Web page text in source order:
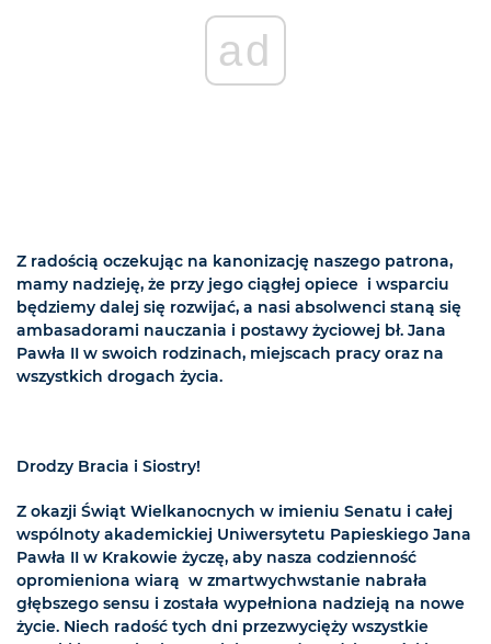
ad
Z radością oczekując na kanonizację naszego patrona,
mamy nadzieję, że przy jego ciągłej opiece i wsparciu
będziemy dalej się rozwijać, a nasi absolwenci staną się
ambasadorami nauczania i postawy życiowej bł. Jana
Pawła II w swoich rodzinach, miejscach pracy oraz na
wszystkich drogach życia.
Drodzy Bracia i Siostry!
Z okazji Świąt Wielkanocnych w imieniu Senatu i całej
wspólnoty akademickiej Uniwersytetu Papieskiego Jana
Pawła II w Krakowie życzę, aby nasza codzienność
opromieniona wiarą w zmartwychwstanie nabrała
głębszego sensu i została wypełniona nadzieją na nowe
życie. Niech radość tych dni przezwycięży wszystkie